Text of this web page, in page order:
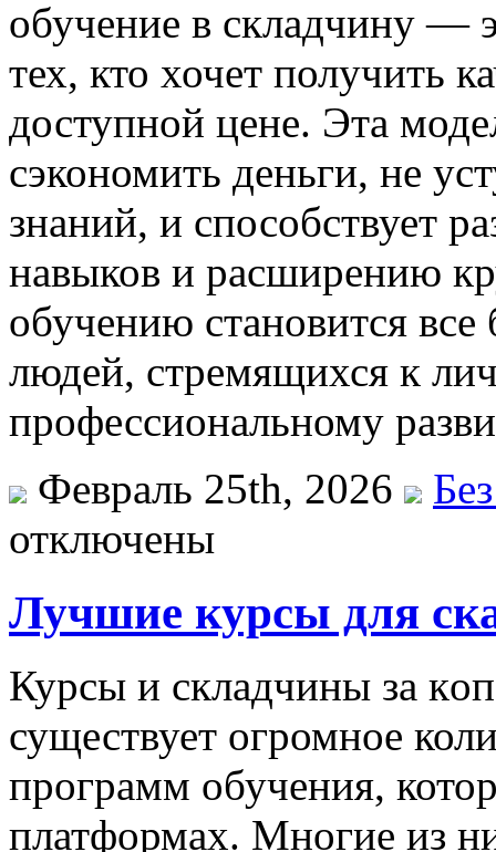
обучение в складчину —
тех, кто хочет получить
доступной цене. Эта
сэкономить деньги, не
знаний, и способствует
навыков и расширению
обучению становится
людей, стремящихся к
профессиональному
Февраль 25th, 2026
отключены
Лучшие курсы для
Курсы и склaдчины зa
существует огромное
программ обучения,
платформах. Многие из